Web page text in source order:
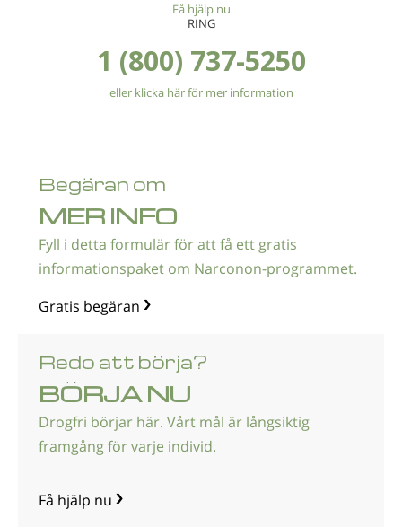
Få hjälp nu
RING
1 (800) 737-5250
eller klicka här för mer information
Begäran om
MER INFO
Fyll i detta formulär för att få ett gratis
informationspaket om Narconon-programmet.
Gratis begäran
Redo att börja?
BÖRJA NU
Drogfri börjar här. Vårt mål är långsiktig
framgång för varje individ.
Få hjälp nu